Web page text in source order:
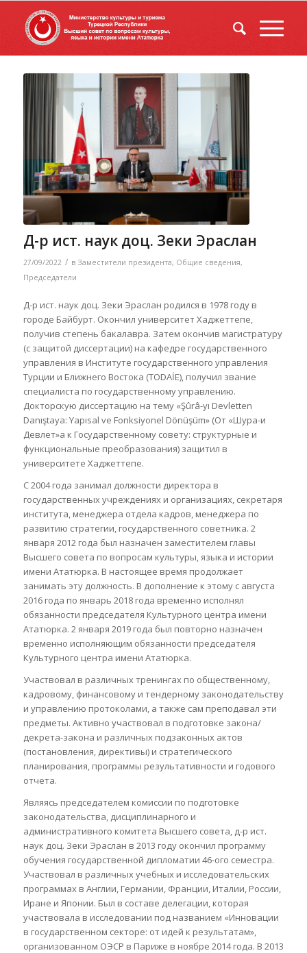
Д-р ист. наук доц. Зеки Эраслан
27/09/2022 / в Заместители президента, Общие сведения,
Председатели
Д-р ист. наук доц. Зеки Эраслан родился в 1978 году в
городе Байбурт. Окончил университет Хаджеттепе,
получив степень бакалавра. Затем окончив магистратуру
(с защитой диссертации) на кафедре государственного
управления в Институте государственного управления
Турции и Ближнего Востока (TODAİE), получил звание
специалиста по государственному управлению.
Докторскую диссертацию на тему «Şûrâ-yı Devletten
Danıştaya: Yapısal ve Fonksiyonel Dönüşüm» (От «Шура-и
Девлет»а к Государственному совету: структурные и
функциональные преобразования) защитил в
университете Хаджеттепе.
С 2004 года занимал должности директора в
государственных учреждениях и организациях, секретаря
института, менеджера отдела кадров, менеджера по
развитию стратегии, государственного советника. 2
января 2012 года был назначен заместителем главы
Высшего совета по вопросам культуры, языка и истории
имени Ататюрка. В настоящее время продолжает
занимать эту должность. В дополнение к этому с августа
2016 года по январь 2018 года временно исполнял
обязанности председателя Культурного центра имени
Ататюрка. 2 января 2019 года был повторно назначен
временно исполняющим обязанности председателя
Культурного центра имени Ататюрка.
Участвовал в различных тренингах по общественному,
кадровому, финансовому и тендерному законодательству
и управлению протоколами, а также сам преподавал эти
предметы. Активно участвовал в подготовке закона/
декрета-закона и различных подзаконных актов
(постановления, директивы) и стратегического
планирования, программы результативности и годового
отчета.
Являясь председателем комиссии по подготовке
законодательства, дисциплинарного и
административного комитета Высшего совета, д-р ист.
наук доц. Зеки Эраслан в 2013 году окончил программу
обучения государственной дипломатии 46-ого семестра.
Участвовал в различных учебных и исследовательских
программах в Англии, Германии, Франции, Италии, России,
Иране и Японии. Был в составе делегации, которая
участвовала в исследовании под названием «Инновации
в государственном секторе: от идей к результатам»,
организованном ОЭСР в Париже в ноябре 2014 года. В 2013